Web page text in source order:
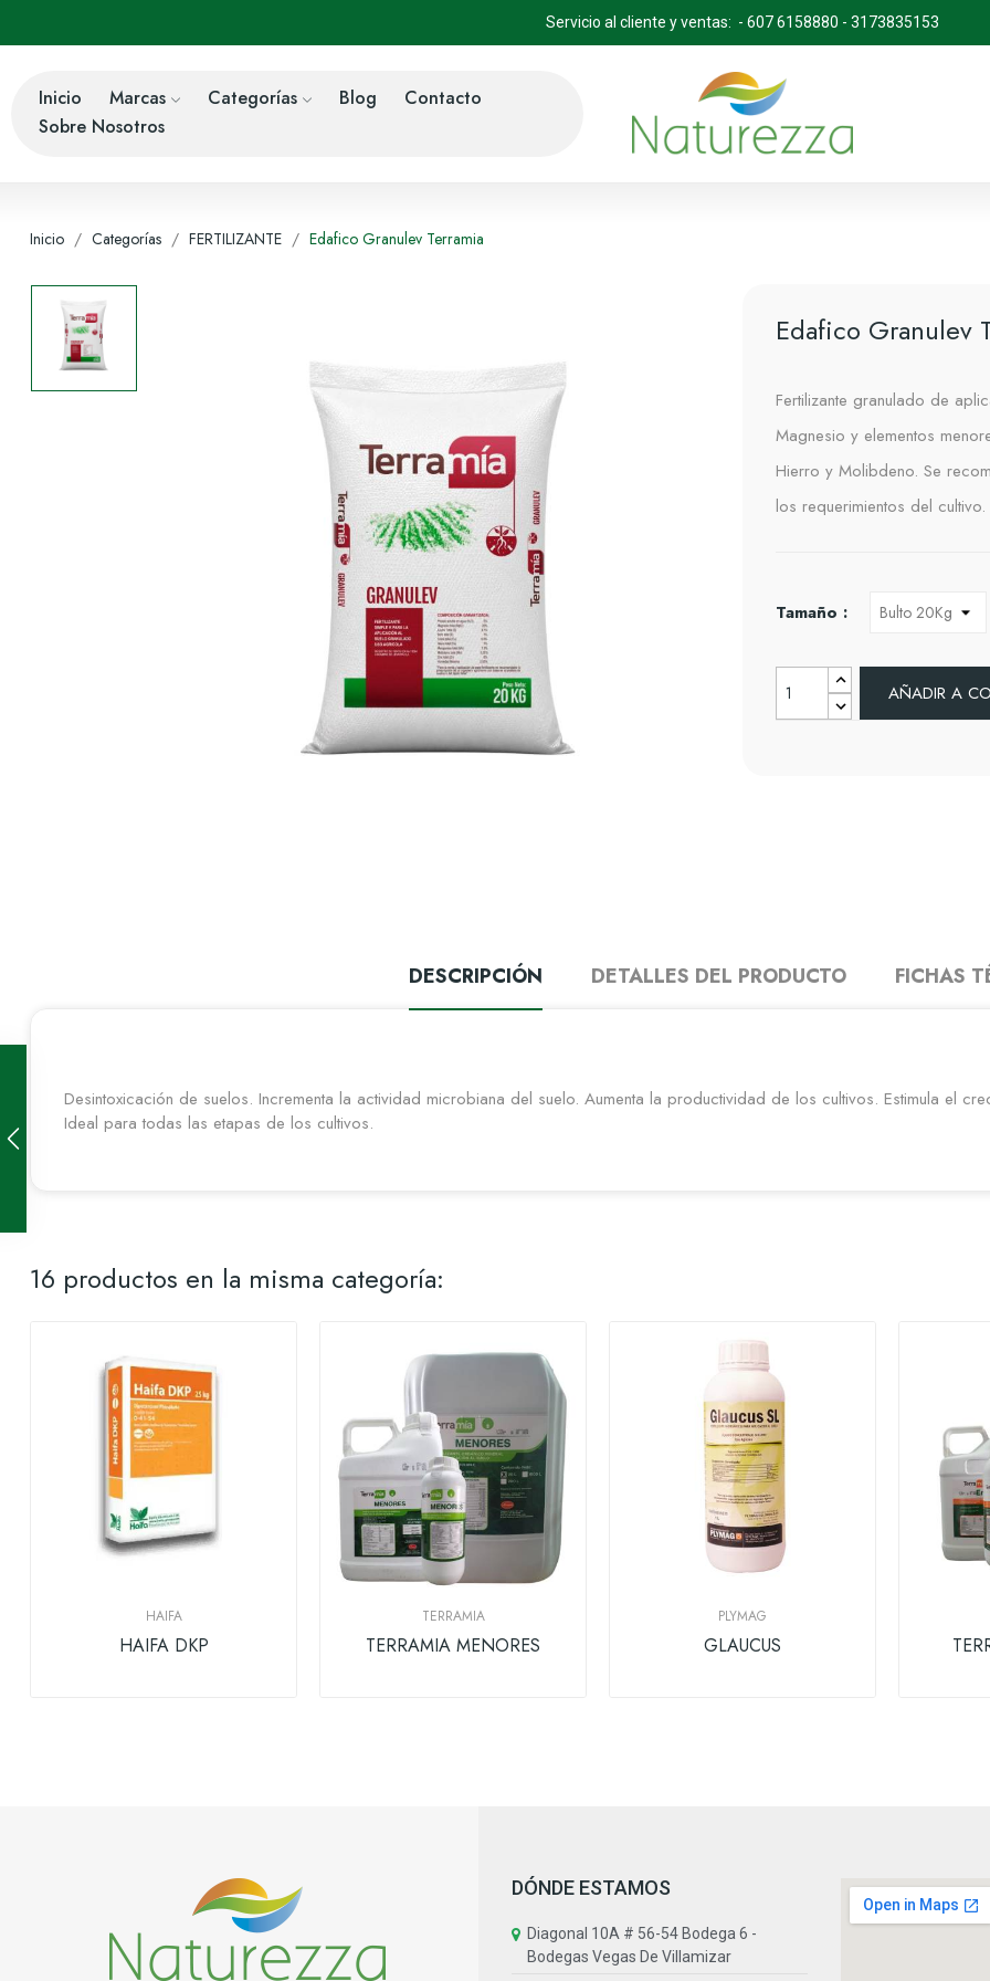
Servicio al cliente y ventas: - 607 6158880 - 3173835153
Inicio Marcas Categorías Blog
Contacto
Sobre Nosotros
Inicio Categorías FERTILIZANTE Edafico Granulev Terramia
Edafico Granulev
Fertilizante granulado de
Magnesio y elementos
Hierro y Molibdeno. Se
los requerimientos del cultivo.
Tamaño :
AÑADIR A
DESCRIPCIÓN DETALLES DEL PRODUCTO FICHAS
Desintoxicación de suelos. Incrementa la actividad microbiana del suelo. Aumenta la productividad de los cultivos. Estimula el
Ideal para todas las etapas de los cultivos.
16 productos en la misma categoría:
HAIFA
HAIFA DKP
TERRAMIA
TERRAMIA MENORES
PLYMAG
GLAUCUS
DÓNDE ESTAMOS
Diagonal 10A # 56-54 Bodega 6 -
Bodegas Vegas De Villamizar